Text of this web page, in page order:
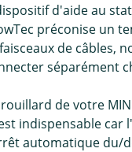
d'aide au
préconise un
de câbles,
séparément
de votre
indispensable
automatique